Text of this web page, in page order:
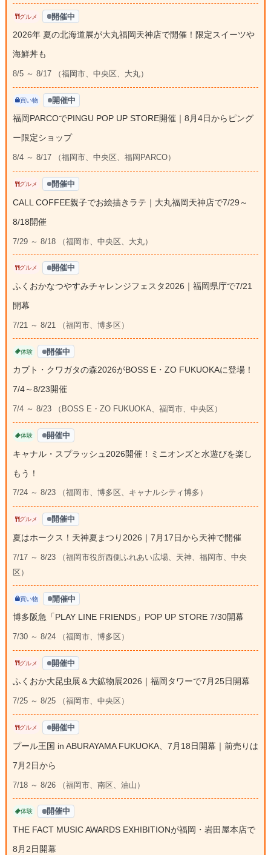
グルメ 開催中
2026年 夏の北海道展が大丸福岡天神店で開催！限定スイーツや
海鮮丼も
8/5 ～ 8/17 （福岡市、中央区、大丸）
買い物 開催中
福岡PARCOでPINGU POP UP STORE開催｜8月4日からピング
ー限定ショップ
8/4 ～ 8/17 （福岡市、中央区、福岡PARCO）
グルメ 開催中
CALL COFFEE親子でお絵描きラテ｜大丸福岡天神店で7/29～
8/18開催
7/29 ～ 8/18 （福岡市、中央区、大丸）
グルメ 開催中
ふくおかなつやすみチャレンジフェスタ2026｜福岡県庁で7/21
開幕
7/21 ～ 8/21 （福岡市、博多区）
体験 開催中
カブト・クワガタの森2026がBOSS E・ZO FUKUOKAに登場！
7/4～8/23開催
7/4 ～ 8/23 （BOSS E・ZO FUKUOKA、福岡市、中央区）
体験 開催中
キャナル・スプラッシュ2026開催！ミニオンズと水遊びを楽し
もう！
7/24 ～ 8/23 （福岡市、博多区、キャナルシティ博多）
グルメ 開催中
夏はホークス！天神夏まつり2026｜7月17日から天神で開催
7/17 ～ 8/23 （福岡市役所西側ふれあい広場、天神、福岡市、中央
区）
買い物 開催中
博多阪急「PLAY LINE FRIENDS」POP UP STORE 7/30開幕
7/30 ～ 8/24 （福岡市、博多区）
グルメ 開催中
ふくおか大昆虫展＆大鉱物展2026｜福岡タワーで7月25日開幕
7/25 ～ 8/25 （福岡市、中央区）
グルメ 開催中
プール王国 in ABURAYAMA FUKUOKA、7月18日開幕｜前売りは
7月2日から
7/18 ～ 8/26 （福岡市、南区、油山）
体験 開催中
THE FACT MUSIC AWARDS EXHIBITIONが福岡・岩田屋本店で
8月2日開幕